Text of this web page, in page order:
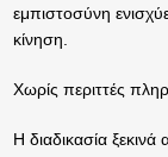
εμπιστοσύνη
κίνηση.
Χωρίς περιττές
Η διαδικασία